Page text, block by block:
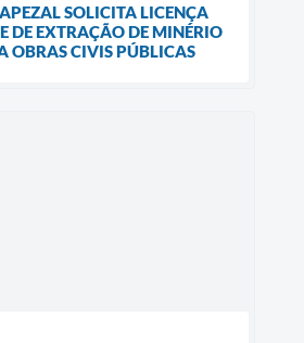
SOLICITA LICENÇA
DE EXTRAÇÃO DE MINÉRIO
OBRAS CIVIS PÚBLICAS